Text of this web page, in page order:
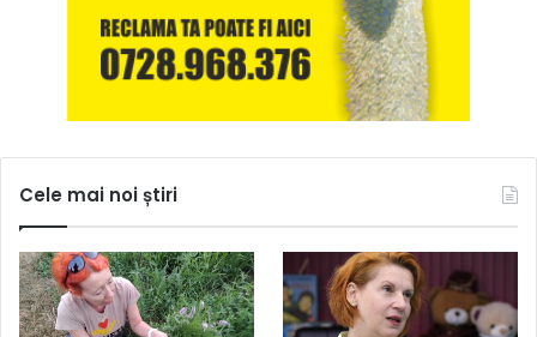
Cele mai noi știri